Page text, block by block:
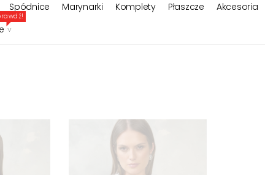
Spódnice Marynarki Komplety Płaszcze Akcesoria